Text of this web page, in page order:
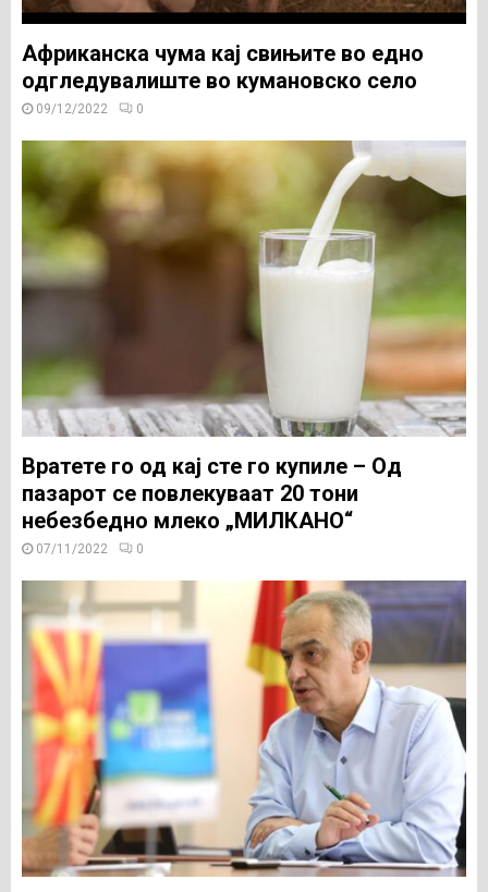
Африканска чума кај свињите во едно
одгледувалиште во кумановско село
09/12/2022 0
Вратете го од кај сте го купиле – Од
пазарот се повлекуваат 20 тони
небезбедно млеко „МИЛКАНО“
07/11/2022 0